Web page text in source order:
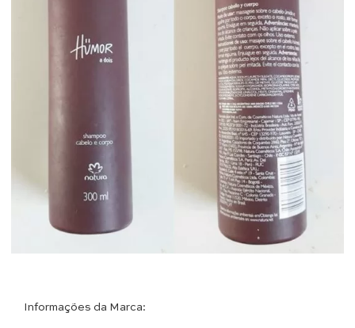
Informações da Marca: